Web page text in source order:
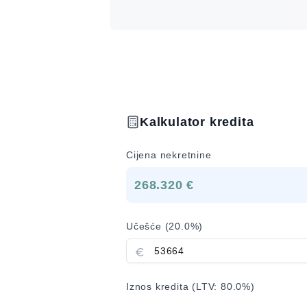
Kalkulator kredita
Cijena nekretnine
268.320 €
Učešće (20.0%)
Iznos kredita (LTV:80.0%)